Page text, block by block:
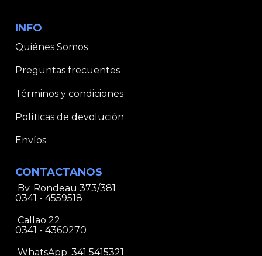
INFO
Quiénes Somos
Preguntas frecuentes
Términos y condiciones
Políticas de devolución
Envíos
CONTACTANOS
Bv. Rondeau 373/381
0341 - 4559518
Callao 22
0341 - 4360270
WhatsApp: 341 5415321